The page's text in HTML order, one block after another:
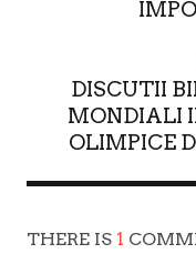
DISCUTII
MONDIALI
OLIMPICE
THERE IS 1